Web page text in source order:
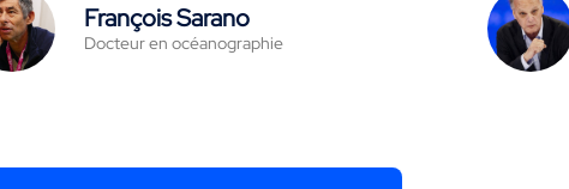
François Sarano
Docteur en océanographie